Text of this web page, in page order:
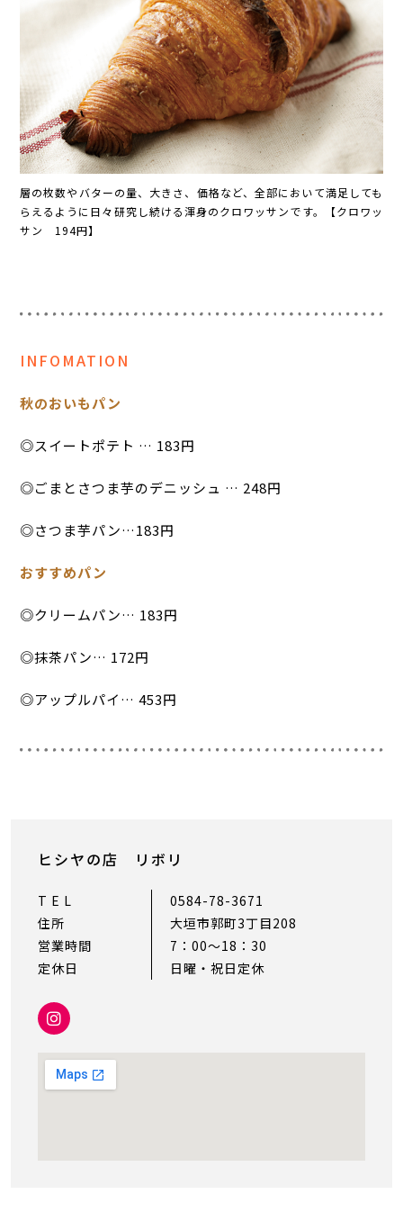
層の枚数やバターの量、大きさ、価格など、全部において満足しても
らえるように日々研究し続ける渾身のクロワッサンです。【クロワッ
サン 194円】
INFOMATION
秋のおいもパン
◎スイートポテト … 183円
◎ごまとさつま芋のデニッシュ … 248円
◎さつま芋パン…183円
おすすめパン
◎クリームパン… 183円
◎抹茶パン… 172円
◎アップルパイ… 453円
ヒシヤの店 リボリ
T E L
0584-78-3671
住所
大垣市郭町3丁目208
営業時間
7：00〜18：30
定休日
日曜・祝日定休